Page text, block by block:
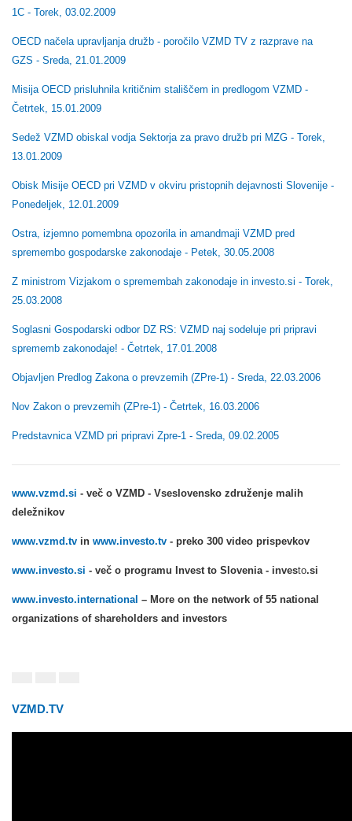
1C - Torek, 03.02.2009
OECD načela upravljanja družb - poročilo VZMD TV z razprave na
GZS - Sreda, 21.01.2009
Misija OECD prisluhnila kritičnim stališčem in predlogom VZMD -
Četrtek, 15.01.2009
Sedež VZMD obiskal vodja Sektorja za pravo družb pri MZG - Torek,
13.01.2009
Obisk Misije OECD pri VZMD v okviru pristopnih dejavnosti Slovenije -
Ponedeljek, 12.01.2009
Ostra, izjemno pomembna opozorila in amandmaji VZMD pred
spremembo gospodarske zakonodaje - Petek, 30.05.2008
Z ministrom Vizjakom o spremembah zakonodaje in investo.si - Torek,
25.03.2008
Soglasni Gospodarski odbor DZ RS: VZMD naj sodeluje pri pripravi
sprememb zakonodaje! - Četrtek, 17.01.2008
Objavljen Predlog Zakona o prevzemih (ZPre-1) - Sreda, 22.03.2006
Nov Zakon o prevzemih (ZPre-1) - Četrtek, 16.03.2006
Predstavnica VZMD pri pripravi Zpre-1 - Sreda, 09.02.2005
www.vzmd.si - več o VZMD - Vseslovensko združenje malih
deležnikov
www.vzmd.tv in www.investo.tv - preko 300 video prispevkov
www.investo.si - več o programu Invest to Slovenia - investo.si
www.investo.international – More on the network of 55 national
organizations of shareholders and investors
VZMD.TV